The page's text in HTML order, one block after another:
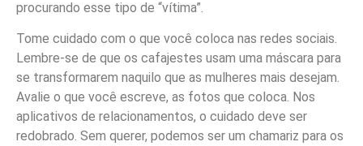
procurando esse tipo de “vítima”.
Tome cuidado com o que você coloca nas redes sociais.
Lembre-se de que os cafajestes usam uma máscara para
se transformarem naquilo que as mulheres mais desejam.
Avalie o que você escreve, as fotos que coloca. Nos
aplicativos de relacionamentos, o cuidado deve ser
redobrado. Sem querer, podemos ser um chamariz para os